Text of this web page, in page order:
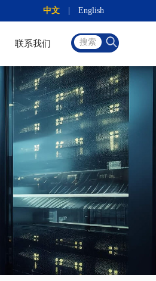
中文 English
联系我们
招聘信息
搜索